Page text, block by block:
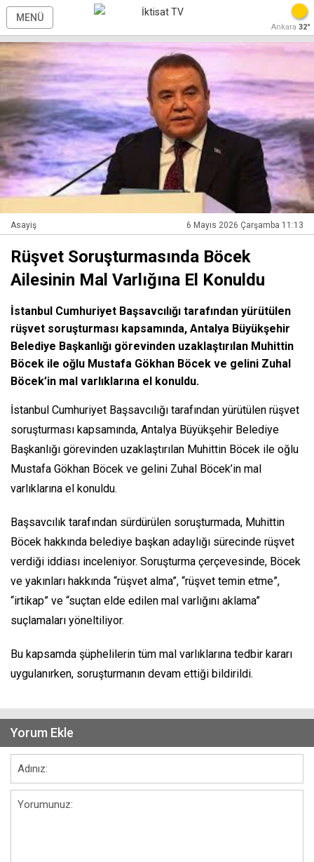
MENÜ
Ankara 32°
Asayiş 6 Mayıs 2026 Çarşamba 11:13
Rüşvet Soruşturmasında Böcek
Ailesinin Mal Varlığına El Konuldu
İstanbul Cumhuriyet Başsavcılığı tarafından yürütülen
rüşvet soruşturması kapsamında, Antalya Büyükşehir
Belediye Başkanlığı görevinden uzaklaştırılan Muhittin
Böcek ile oğlu Mustafa Gökhan Böcek ve gelini Zuhal
Böcek’in mal varlıklarına el konuldu.
İstanbul Cumhuriyet Başsavcılığı tarafından yürütülen rüşvet
soruşturması kapsamında, Antalya Büyükşehir Belediye
Başkanlığı görevinden uzaklaştırılan Muhittin Böcek ile oğlu
Mustafa Gökhan Böcek ve gelini Zuhal Böcek’in mal
varlıklarına el konuldu.
Başsavcılık tarafından sürdürülen soruşturmada, Muhittin
Böcek hakkında belediye başkan adaylığı sürecinde rüşvet
verdiği iddiası inceleniyor. Soruşturma çerçevesinde, Böcek
ve yakınları hakkında “rüşvet alma”, “rüşvet temin etme”,
“irtikap” ve “suçtan elde edilen mal varlığını aklama”
suçlamaları yöneltiliyor.
Bu kapsamda şüphelilerin tüm mal varlıklarına tedbir kararı
uygulanırken, soruşturmanın devam ettiği bildirildi.
Yorum Ekle